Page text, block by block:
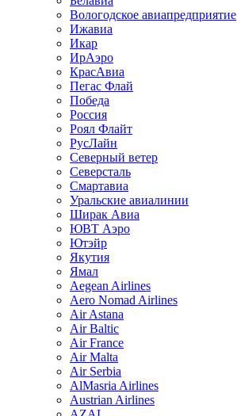
Вологодское авиапредприятие
Ижавиа
Икар
ИрАэро
КрасАвиа
Пегас Флай
Победа
Россия
Роял Флайт
РусЛайн
Северный ветер
Северсталь
Смартавиа
Уральские авиалинии
Ширак Авиа
ЮВТ Аэро
Ютэйр
Якутия
Ямал
Aegean Airlines
Aero Nomad Airlines
Air Astana
Air Baltic
Air France
Air Malta
Air Serbia
AlMasria Airlines
Austrian Airlines